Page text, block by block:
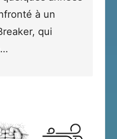
à un
qui